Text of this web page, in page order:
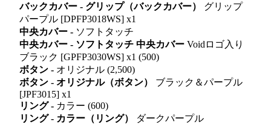
バックカバー - グリップ（バックカバー）
グリップ
パープル [DPFP3018WS] x1
中央カバー - ソフトタッチ
中央カバー - ソフトタッチ 中央カバー Voidロゴ入り
ブラック [GPFP3030WS] x1 (500)
ボタン - オリジナル (2,500)
ボタン - オリジナル（ボタン）
ブラック＆パープル
[JPF3015] x1
リング - カラー (600)
リング - カラー（リング）
ダークパープル